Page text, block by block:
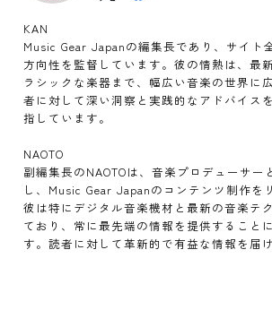
KAN
Music Gear Japanの編集長であり、サイト
方向性を監督しています。彼の情熱は、最
ラシックな楽器まで、幅広い音楽の世界に
者に対して深い洞察と実践的なアドバイス
指しています。
NAOTO
副編集長のNAOTOは、音楽プロデューサー
し、Music Gear Japanのコンテンツ制作を
彼は特にデジタル音楽機材と最新の音楽テ
ており、常に最先端の情報を提供すること
す。読者に対して革新的で有益な情報を届